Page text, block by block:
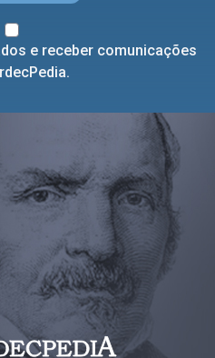
e receber comunicações